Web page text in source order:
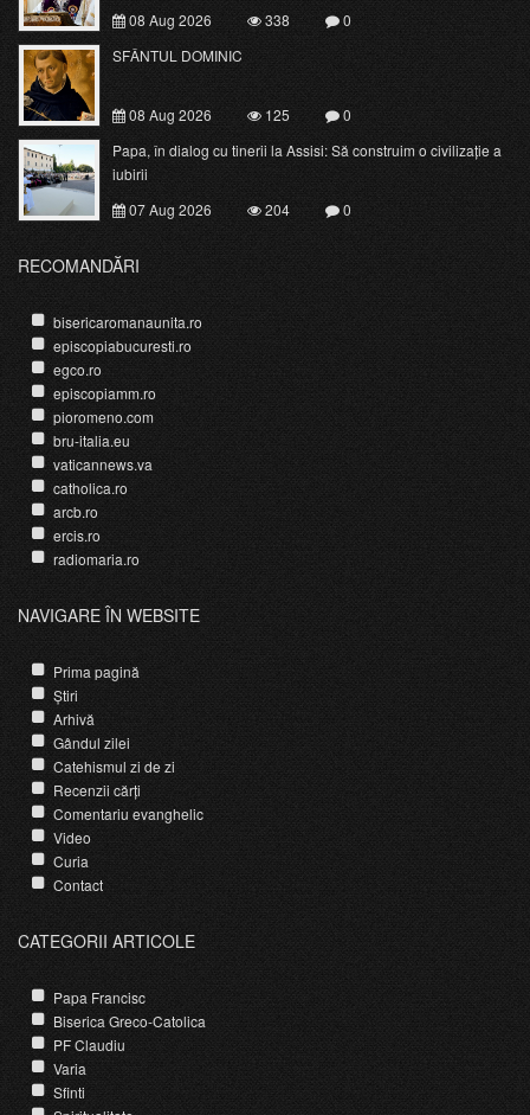
08 Aug 2026
338
0
SFÂNTUL DOMINIC
08 Aug 2026 125
0
Papa, în dialog cu tinerii la Assisi: Să construim o civilizație a
iubirii
07 Aug 2026
204 0
RECOMANDĂRI
bisericaromanaunita.ro
episcopiabucuresti.ro
egco.ro
episcopiamm.ro
pioromeno.com
bru-italia.eu
vaticannews.va
catholica.ro
arcb.ro
ercis.ro
radiomaria.ro
NAVIGARE ÎN WEBSITE
Prima pagină
Știri
Arhivă
Gândul zilei
Catehismul zi de zi
Recenzii cărți
Comentariu evanghelic
Video
Curia
Contact
CATEGORII ARTICOLE
Papa Francisc
Biserica Greco-Catolica
PF Claudiu
Varia
Sfinti